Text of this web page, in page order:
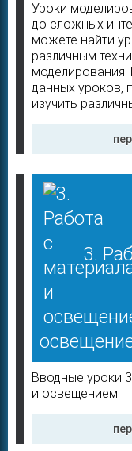
Уроки
до сложных
можете найти
различным
данных уроков,
изучить
3.
Вводные уроки
и освещением.